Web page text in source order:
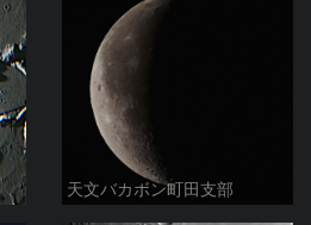
天文バカボン町田支部